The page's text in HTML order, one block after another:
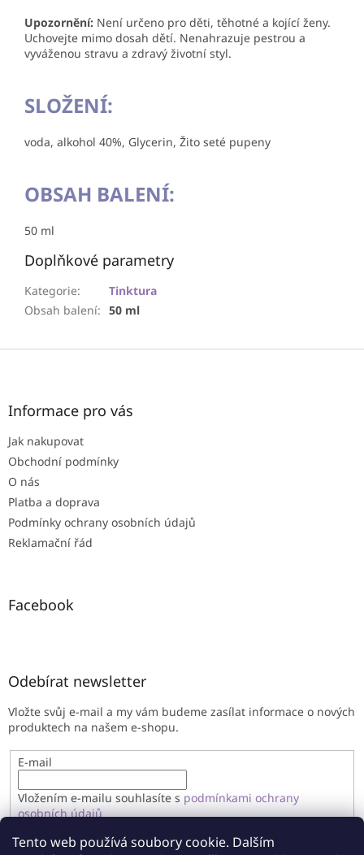
Tento web používá soubory cookie. Dalším
Upozornění: Není určeno pro děti, těhotné a kojící ženy.
Uchovejte mimo dosah dětí. Nenahrazuje pestrou a
vyváženou stravu a zdravý životní styl.
SLOŽENÍ:
voda, alkohol 40%, Glycerin, Žito seté pupeny
OBSAH BALENÍ:
50 ml
Doplňkové parametry
Kategorie:
Tinktura
Obsah balení: 50 ml
Z
Informace pro vás
Jak nakupovat
Obchodní podmínky
O nás
Platba a doprava
Podmínky ochrany osobních údajů
Reklamační řád
Facebook
Odebírat newsletter
Vložte svůj e-mail a my vám budeme zasílat informace o nových
produktech na našem e-shopu.
E-mail
Vložením e-mailu souhlasíte s podmínkami ochrany
osobních údajů
PŘIHLÁSIT SE